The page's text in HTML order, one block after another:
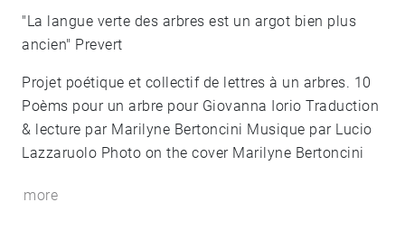
"La langue verte des arbres est un argot bien plus
ancien" Prevert
Projet poétique et collectif de lettres à un arbres. 10
Poèms pour un arbre pour Giovanna Iorio Traduction
& lecture par Marilyne Bertoncini Musique par Lucio
Lazzaruolo Photo on the cover Marilyne Bertoncini
more